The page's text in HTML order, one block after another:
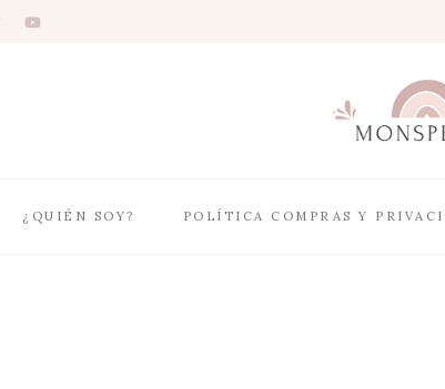
¿QUIÉN SOY? POLÍTICA COMPRAS Y